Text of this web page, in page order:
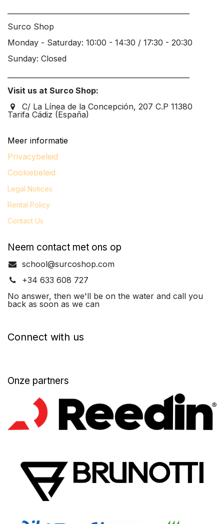
Surco Shop
Monday - Saturday: 10:00 - 14:30 / 17:30 - 20:30
Sunday: Closed
Visit us at Surco Shop:
C/ La Línea de la Concepción, 207 C.P 11380
Tarifa Cádiz (España)
Meer informatie
Privacybeleid
Cookiebeleid
Legal Notices
Rental Policy
Contact Us
Neem contact met ons op
school@surcoshop.com
+34 633 608 727
No answer, then we'll be on the water and call you
back as soon as we can
Connect with us
Onze partners